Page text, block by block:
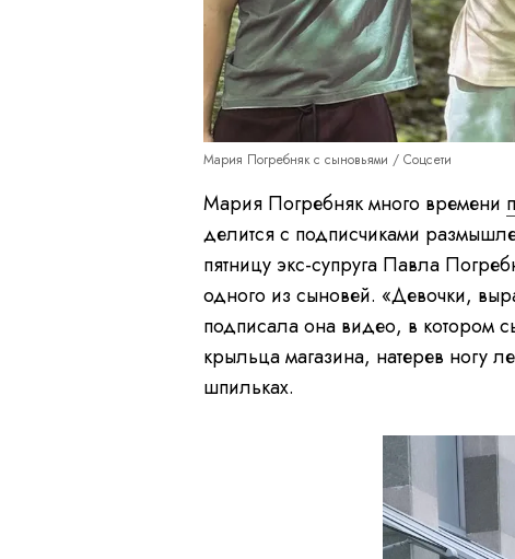
Мария Погребняк с сыновьями / Соцсети
Мария Погребняк много времени
делится с подписчиками
пятницу экс-супруга Павла
одного из сыновей. «Девочки,
подписала она видео, в котором
крыльца магазина, натерев ногу
шпильках.